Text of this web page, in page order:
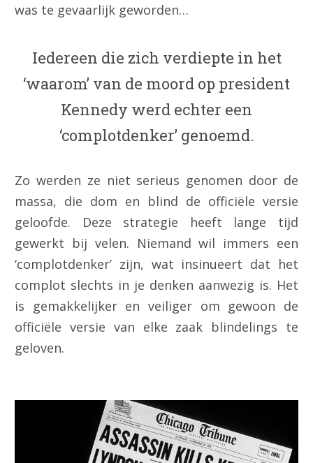
was te gevaarlijk geworden…
Iedereen die zich verdiepte in het
‘waarom’ van de moord op president
Kennedy werd echter een
‘complotdenker’ genoemd.
Zo werden ze niet serieus genomen door de
massa, die dom en blind de officiële versie
geloofde. Deze strategie heeft lange tijd
gewerkt bij velen. Niemand wil immers een
‘complotdenker’ zijn, wat insinueert dat het
complot slechts in je denken aanwezig is. Het
is gemakkelijker en veiliger om gewoon de
officiële versie van elke zaak blindelings te
geloven.